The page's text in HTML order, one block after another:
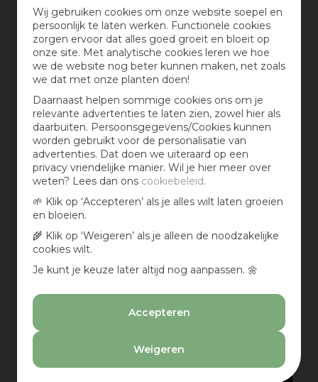
Wij gebruiken cookies om onze website soepel en
persoonlijk te laten werken. Functionele cookies
zorgen ervoor dat alles goed groeit en bloeit op
onze site. Met analytische cookies leren we hoe
we de website nog beter kunnen maken, net zoals
we dat met onze planten doen!
Daarnaast helpen sommige cookies ons om je
relevante advertenties te laten zien, zowel hier als
daarbuiten. Persoonsgegevens/Cookies kunnen
worden gebruikt voor de personalisatie van
advertenties. Dat doen we uiteraard op een
privacy vriendelijke manier. Wil je hier meer over
weten? Lees dan ons cookiebeleid.
🌱 Klik op ‘Accepteren’ als je alles wilt laten groeien
en bloeien.
🌾 Klik op ‘Weigeren’ als je alleen de noodzakelijke
cookies wilt.
Je kunt je keuze later altijd nog aanpassen. 🌼
Accepteren
Weigeren
Een tuinbeeld, waterornament of tuinhaard?
Een regenton of ingegraven infiltratiekratten?
Een speelruimte voor kinderen?
Ruimte voor je afvalcontainers?
Tuinverlichting?
Tuinbewatering?
Elektra, wifi, radio, televisie of aansluiting voor
zonnepanelen?
?
4. Ga aan de slag met je eigen
tuinontwerp
Teken je tuintekening (op schaal) in met al je
tuinwensen, in onderstaande video laat Jurgen Smit,
o.a. bekend van het televisieprogramma Tuinieren
met Kijkers, zien hoe je dat kunt doen: